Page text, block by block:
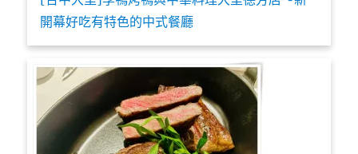
開幕好吃有特色的中式餐廳